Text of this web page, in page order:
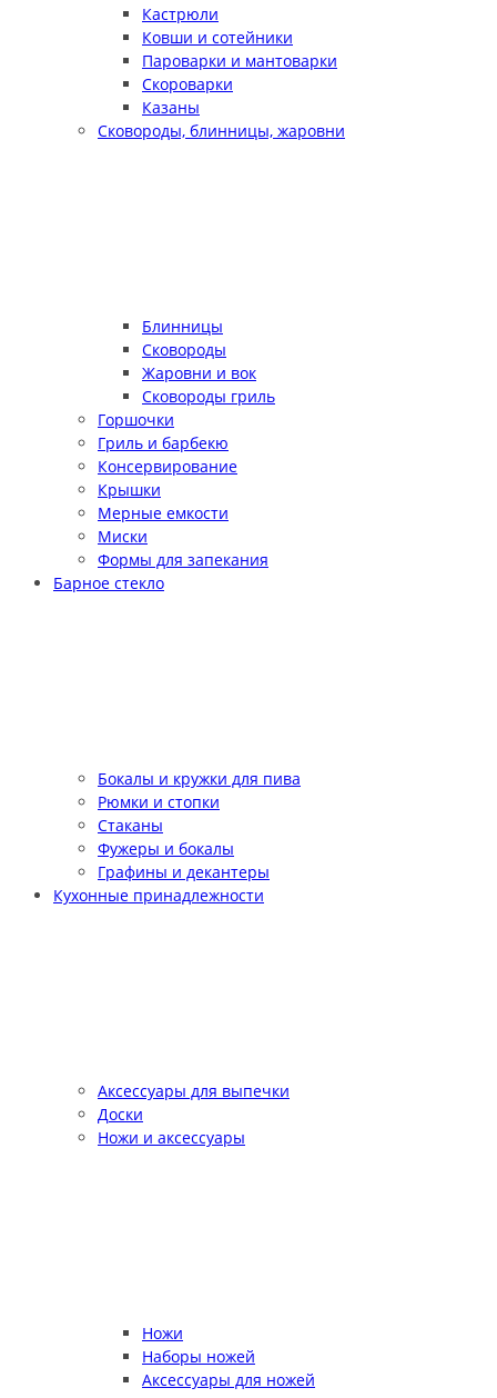
Кастрюли
Ковши и сотейники
Пароварки и мантоварки
Скороварки
Казаны
Сковороды, блинницы, жаровни
Блинницы
Сковороды
Жаровни и вок
Сковороды гриль
Горшочки
Гриль и барбекю
Консервирование
Крышки
Мерные емкости
Миски
Формы для запекания
Барное стекло
Бокалы и кружки для пива
Рюмки и стопки
Стаканы
Фужеры и бокалы
Графины и декантеры
Кухонные принадлежности
Аксессуары для выпечки
Доски
Ножи и аксессуары
Ножи
Наборы ножей
Аксессуары для ножей